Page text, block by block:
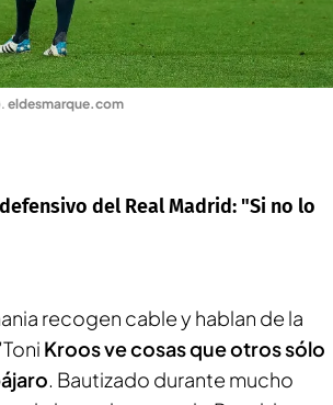
. eldesmarque.com
del Real Madrid: "Si no lo
recogen cable y hablan de la
Kroos ve cosas que otros sólo
. Bautizado durante mucho